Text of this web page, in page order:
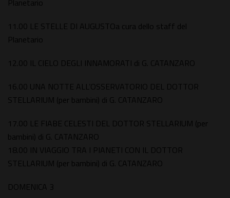
Planetario
11.00 LE STELLE DI AUGUSTOa cura dello staff del
Planetario
12.00 IL CIELO DEGLI INNAMORATI di G. CATANZARO
16.00 UNA NOTTE ALL’OSSERVATORIO DEL DOTTOR
STELLARIUM (per bambini) di G. CATANZARO
17.00 LE FIABE CELESTI DEL DOTTOR STELLARIUM (per
bambini) di G. CATANZARO
18.00 IN VIAGGIO TRA I PIANETI CON IL DOTTOR
STELLARIUM (per bambini) di G. CATANZARO
DOMENICA 3